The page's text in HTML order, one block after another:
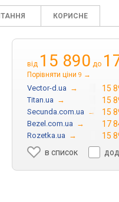
КОРИСНЕ
від 15 890 до
Порівняти ціни 9 →
Vector-d.ua → 15
Titan.ua → 15
Secunda.com.ua → 15
Bezel.com.ua → 17
Rozetka.ua →
15
в список